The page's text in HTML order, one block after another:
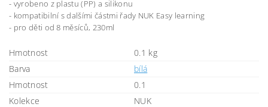
- vyrobeno z plastu (PP) a silikonu
- kompatibilní s dalšími částmi řady NUK Easy learning
- pro děti od 8 měsíců, 230ml
Hmotnost
0.1 kg
Barva
bílá
Hmotnost
0.1
Kolekce
NUK